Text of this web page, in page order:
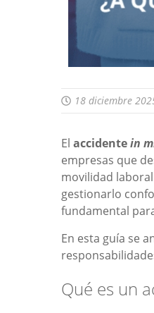
18 diciembre
El accidentein
empresas que
movilidad
gestionarlo
fundamental
En esta guía se
Qué es un